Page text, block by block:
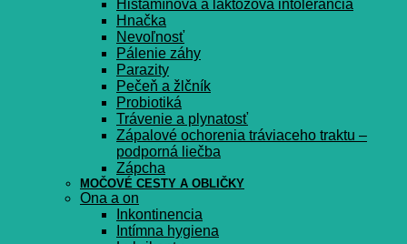
Histamínová a laktózová intolerancia
Hnačka
Nevoľnosť
Pálenie záhy
Parazity
Pečeň a žlčník
Probiotiká
Trávenie a plynatosť
Zápalové ochorenia tráviaceho traktu –
podporná liečba
Zápcha
MOČOVÉ CESTY A OBLIČKY
Ona a on
Inkontinencia
Intímna hygiena